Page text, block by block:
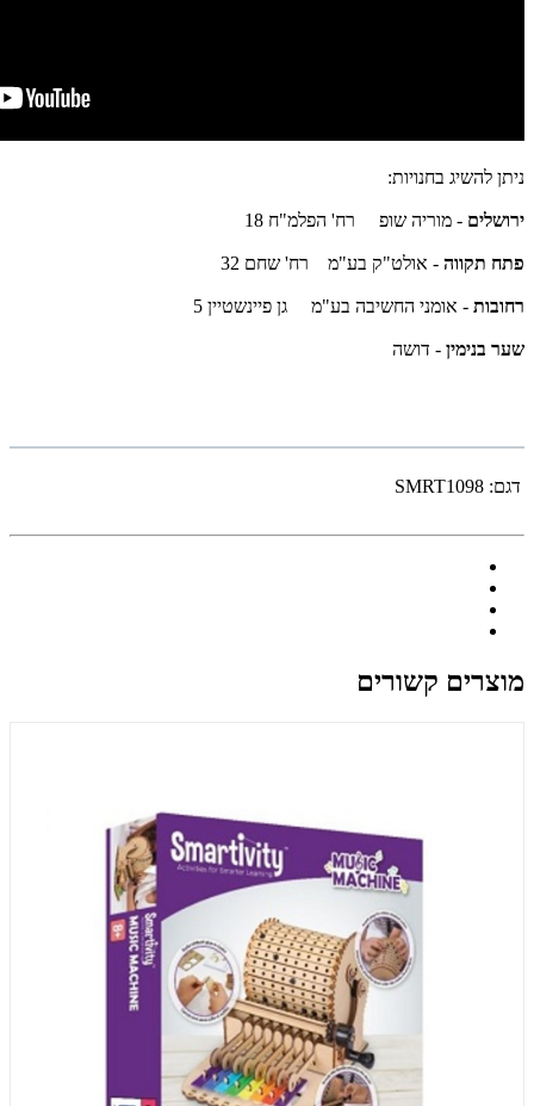
ניתן להשיג בחנויות:
ירושלים - מוריה שופ רח' הפלמ"ח 18
פתח תקווה - אולט"ק בע"מ רח' שחם 32
רחובות - אומני החשיבה בע"מ גן פיינשטיין 5
שער בנימין - דושה
דגם: SMRT1098
מוצרים קשורים